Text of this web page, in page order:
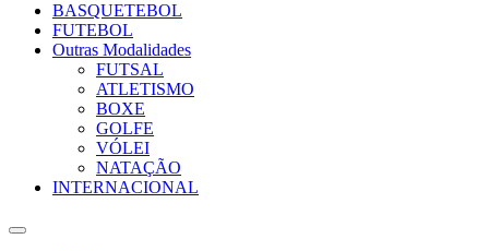
BASQUETEBOL
FUTEBOL
Outras Modalidades
FUTSAL
ATLETISMO
BOXE
GOLFE
VÓLEI
NATAÇÃO
INTERNACIONAL